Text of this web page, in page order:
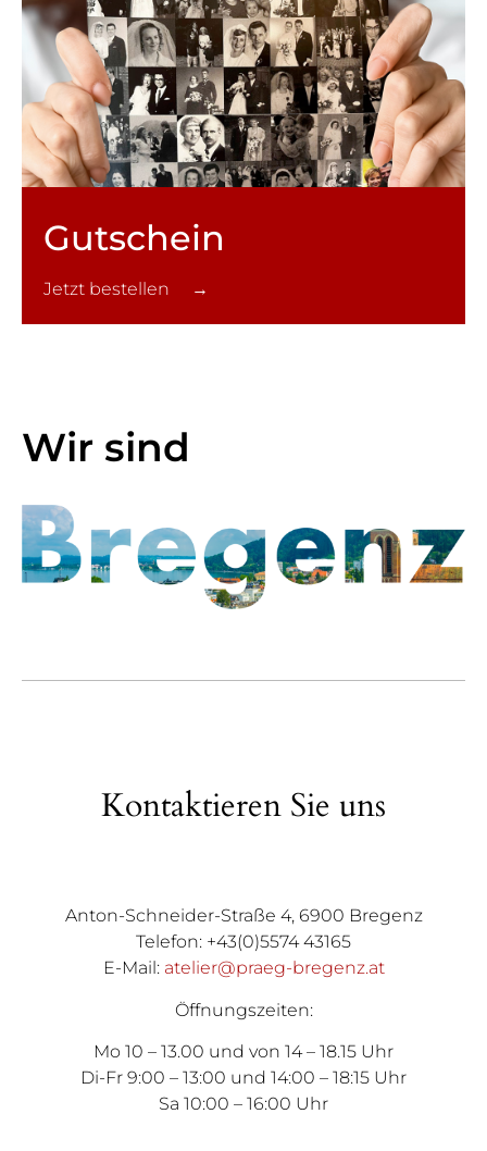
Gutschein
Jetzt bestellen →
Wir sind
Kontaktieren Sie uns
Anton-Schneider-Straße 4, 6900 Bregenz
Telefon: +43(0)5574 43165
E-Mail: atelier@praeg-bregenz.at
Öffnungszeiten:
Mo 10 – 13.00 und von 14 – 18.15 Uhr
Di-Fr 9:00 – 13:00 und 14:00 – 18:15 Uhr
Sa 10:00 – 16:00 Uhr